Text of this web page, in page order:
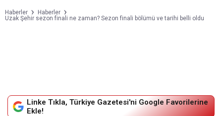
Haberler
Haberler
Uzak Şehir sezon finali ne zaman? Sezon finali bölümü ve tarihi belli oldu
Linke Tıkla, Türkiye Gazetesi'ni Google Favorilerine
Ekle!